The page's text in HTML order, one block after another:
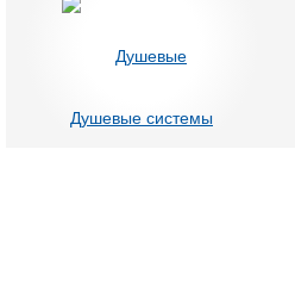
Душевые системы